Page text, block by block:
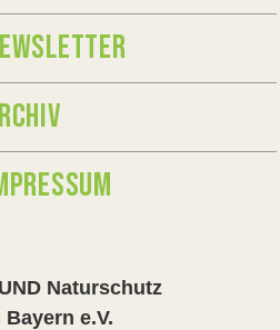
Naturschutz
Bayern e.V.